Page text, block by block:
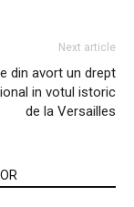
Next article
din avort un drept
in votul istoric
de la Versailles